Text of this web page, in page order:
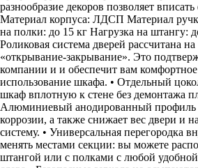
разнообразие декоров позволяет
Материал корпуса: ЛДСП Материал
на полки: до 15 кг Нагрузка на штангу:
Роликовая система дверей рассчитана
«открывание-закрывание». Это
компании и и обеспечит вам
использование шкафа. • Отдельный
шкаф вплотную к стене без демонтажа
Алюминиевый анодированный профиль
коррозии, а также снижает вес двери и
систему. • Универсальная перегородка
менять местами секции: вы можете
штангой или с полками с любой